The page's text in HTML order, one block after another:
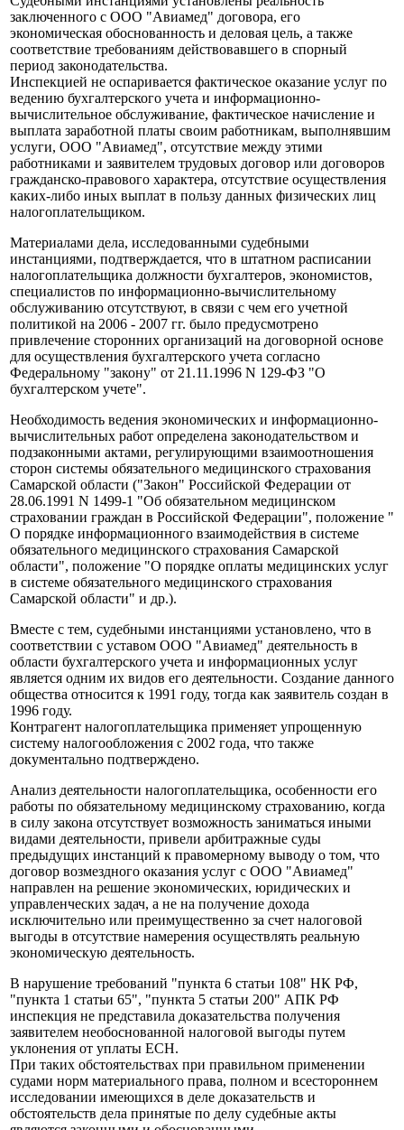
заключенного с ООО "Авиамед" договора, его
экономическая обоснованность и деловая цель, а также
соответствие требованиям действовавшего в спорный
период законодательства.
Инспекцией не оспаривается фактическое оказание услуг по
ведению бухгалтерского учета и информационно-
вычислительное обслуживание, фактическое начисление и
выплата заработной платы своим работникам, выполнявшим
услуги, ООО "Авиамед", отсутствие между этими
работниками и заявителем трудовых договор или договоров
гражданско-правового характера, отсутствие осуществления
каких-либо иных выплат в пользу данных физических лиц
налогоплательщиком.
Материалами дела, исследованными судебными
инстанциями, подтверждается, что в штатном расписании
налогоплательщика должности бухгалтеров, экономистов,
специалистов по информационно-вычислительному
обслуживанию отсутствуют, в связи с чем его учетной
политикой на 2006 - 2007 гг. было предусмотрено
привлечение сторонних организаций на договорной основе
для осуществления бухгалтерского учета согласно
Федеральному "закону" от 21.11.1996 N 129-ФЗ "О
бухгалтерском учете".
Необходимость ведения экономических и информационно-
вычислительных работ определена законодательством и
подзаконными актами, регулирующими взаимоотношения
сторон системы обязательного медицинского страхования
Самарской области ("Закон" Российской Федерации от
28.06.1991 N 1499-1 "Об обязательном медицинском
страховании граждан в Российской Федерации", положение "
О порядке информационного взаимодействия в системе
обязательного медицинского страхования Самарской
области", положение "О порядке оплаты медицинских услуг
в системе обязательного медицинского страхования
Самарской области" и др.).
Вместе с тем, судебными инстанциями установлено, что в
соответствии с уставом ООО "Авиамед" деятельность в
области бухгалтерского учета и информационных услуг
является одним их видов его деятельности. Создание данного
общества относится к 1991 году, тогда как заявитель создан в
1996 году.
Контрагент налогоплательщика применяет упрощенную
систему налогообложения с 2002 года, что также
документально подтверждено.
Анализ деятельности налогоплательщика, особенности его
работы по обязательному медицинскому страхованию, когда
в силу закона отсутствует возможность заниматься иными
видами деятельности, привели арбитражные суды
предыдущих инстанций к правомерному выводу о том, что
договор возмездного оказания услуг с ООО "Авиамед"
направлен на решение экономических, юридических и
управленческих задач, а не на получение дохода
исключительно или преимущественно за счет налоговой
выгоды в отсутствие намерения осуществлять реальную
экономическую деятельность.
В нарушение требований "пункта 6 статьи 108" НК РФ,
"пункта 1 статьи 65", "пункта 5 статьи 200" АПК РФ
инспекция не представила доказательства получения
заявителем необоснованной налоговой выгоды путем
уклонения от уплаты ЕСН.
При таких обстоятельствах при правильном применении
судами норм материального права, полном и всестороннем
исследовании имеющихся в деле доказательств и
обстоятельств дела принятые по делу судебные акты